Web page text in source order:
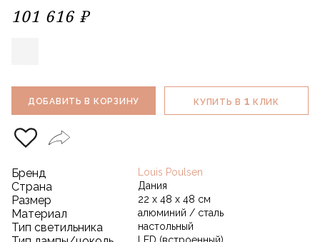
101 616 ₽
ДОБАВИТЬ В КОРЗИНУ КУПИТЬ В 1 КЛИК
Бренд Louis Poulsen
Страна Дания
Размер 22 x 48 x 48 см
Материал алюминий / сталь
Тип светильника настольный